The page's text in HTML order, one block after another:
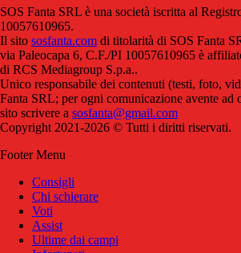
SOS Fanta SRL è una società iscritta al
10057610965.
Il sito sosfanta.com di titolarità di SOS Fanta
via Paleocapa 6, C.F./PI 10057610965 è
di RCS Mediagroup S.p.a..
Unico responsabile dei contenuti (testi, foto,
Fanta SRL; per ogni comunicazione avente ad
sito scrivere a sosfanta@gmail.com
Copyright 2021-2026 © Tutti i diritti riservati.
Footer Menu
Consigli
Chi schierare
Voti
Assist
Ultime dai campi